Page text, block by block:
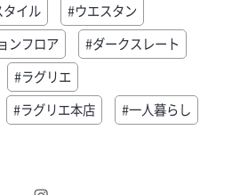
イル
#ウエスタン
ンフロア
#ダークスレート
#ラグリエ
#ラグリエ本店
#一人暮らし